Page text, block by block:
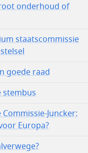
onderhoud of
staatscommissie
goede raad
stembus
Juncker:
Europa?